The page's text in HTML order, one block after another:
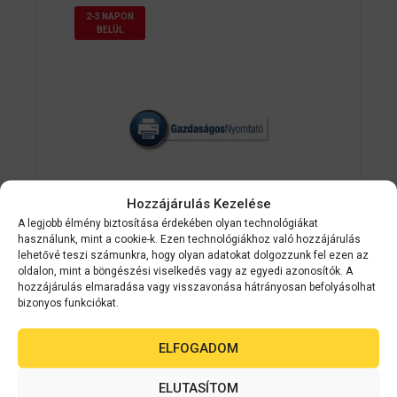
Hozzájárulás Kezelése
A legjobb élmény biztosítása érdekében olyan technológiákat
használunk, mint a cookie-k. Ezen technológiákhoz való hozzájárulás
lehetővé teszi számunkra, hogy olyan adatokat dolgozzunk fel ezen az
oldalon, mint a böngészési viselkedés vagy az egyedi azonosítók. A
hozzájárulás elmaradása vagy visszavonása hátrányosan befolyásolhat
bizonyos funkciókat.
ELFOGADOM
ELUTASÍTOM
2-3 NAPON
BELÜL
Epson C11CC68132
Epson ColorWorks C831 színes GHS
címkenyomtató leporelló
nyomathordozóra
0